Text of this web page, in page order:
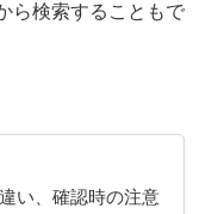
ら検索することもで
い、確認時の注意